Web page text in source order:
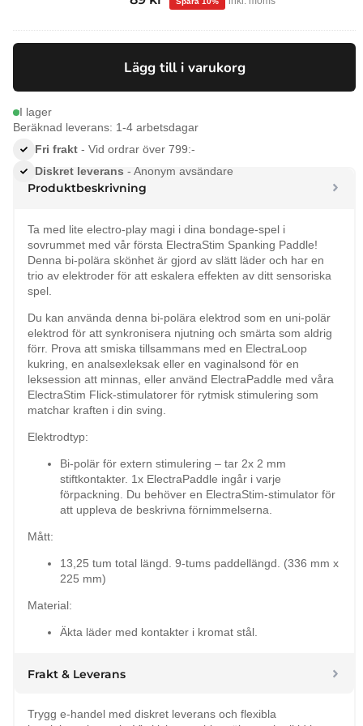
priset
99 kr.
priset
89 kr.
Lägg till i varukorg
I lager
Beräknad leverans: 1-4 arbetsdagar
Fri frakt - Vid ordrar över 799:-
Diskret leverans - Anonym avsändare
Produktbeskrivning
Ta med lite electro-play magi i dina bondage-spel i
sovrummet med vår första ElectraStim Spanking Paddle!
Denna bi-polära skönhet är gjord av slätt läder och har en
trio av elektroder för att eskalera effekten av ditt sensoriska
spel.
Du kan använda denna bi-polära elektrod som en uni-polär
elektrod för att synkronisera njutning och smärta som aldrig
förr. Prova att smiska tillsammans med en ElectraLoop
kukring, en analsexleksak eller en vaginalsond för en
leksession att minnas, eller använd ElectraPaddle med våra
ElectraStim Flick-stimulatorer för rytmisk stimulering som
matchar kraften i din sving.
Elektrodtyp:
Bi-polär för extern stimulering – tar 2x 2 mm
stiftkontakter. 1x ElectraPaddle ingår i varje
förpackning. Du behöver en ElectraStim-stimulator för
att uppleva de beskrivna förnimmelserna.
Mått:
13,25 tum total längd. 9-tums paddellängd. (336 mm x
225 mm)
Material:
Äkta läder med kontakter i kromat stål.
Frakt & Leverans
Trygg e-handel med diskret leverans och flexibla